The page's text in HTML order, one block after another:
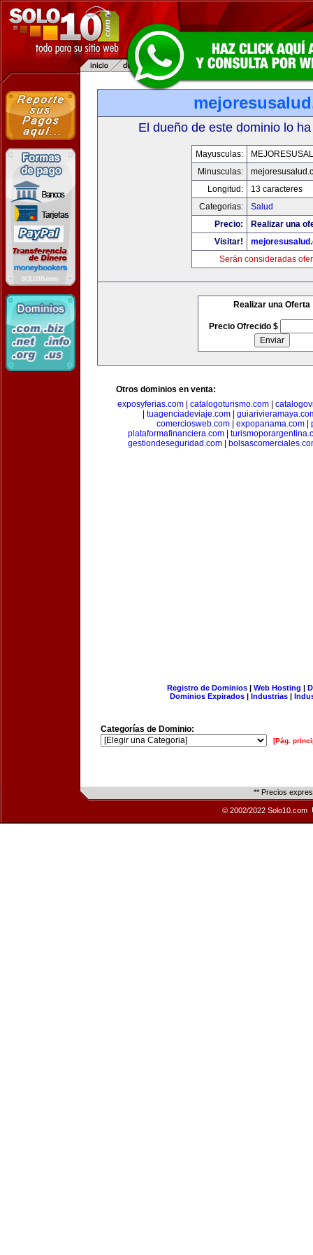
El dueño de este dominio lo
Mayusculas:
Minusculas:
Longitud:
13 caracteres
Categorias:
Salud
Precio:
Realizar una
Visitar!
Serán consideradas
Realizar una Oferta
Precio Ofrecido $
Otros dominios en venta:
exposyferias.com
catalogoturismo.com
tuagenciadeviaje.com|
comerciosweb.com
expopanama.com
plataformafinanciera.com
gestiondeseguridad.com
Registro de Dominios| Web Hosting |
Dominios Expirados | Industrias |
Categorías de Dominio:
[Pág.
** Precios
© 2002/2022 Solo10.com